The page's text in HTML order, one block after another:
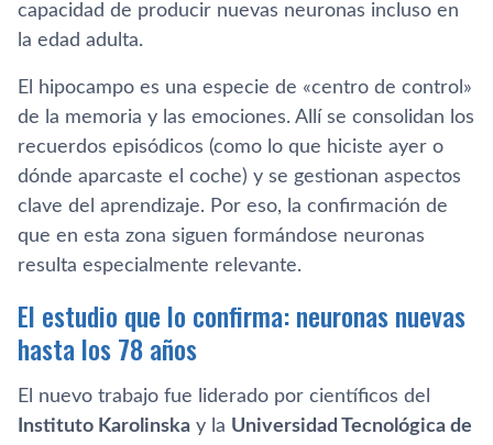
capacidad de producir nuevas neuronas incluso en
la edad adulta.
El hipocampo es una especie de «centro de control»
de la memoria y las emociones. Allí se consolidan los
recuerdos episódicos (como lo que hiciste ayer o
dónde aparcaste el coche) y se gestionan aspectos
clave del aprendizaje. Por eso, la confirmación de
que en esta zona siguen formándose neuronas
resulta especialmente relevante.
El estudio que lo confirma: neuronas nuevas
hasta los 78 años
El nuevo trabajo fue liderado por científicos del
Instituto Karolinska y la Universidad Tecnológica de